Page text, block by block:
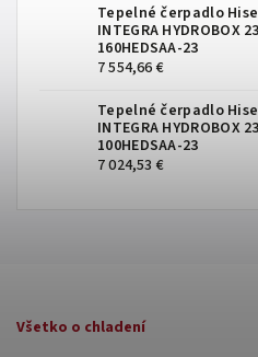
Tepelné čerpadlo
INTEGRA HYDROBOX
160HEDSAA-23
7 554,66 €
Tepelné čerpadlo
INTEGRA HYDROBOX
100HEDSAA-23
7 024,53 €
Všetko o chladení